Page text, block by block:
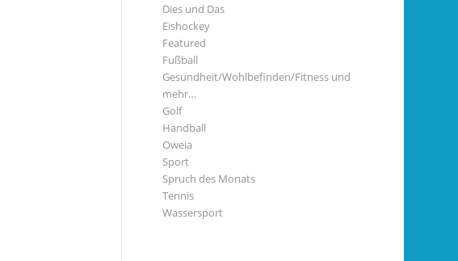
Dies und Das
Eishockey
Featured
Fußball
Gesundheit/Wohlbefinden/Fitness und
mehr…
Golf
Handball
Oweia
Sport
Spruch des Monats
Tennis
Wassersport